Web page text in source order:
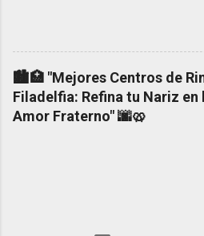
🏙️🏥 "Mejores Centros de
Filadelfia: Refina tu Nariz en
Amor Fraterno" 🌆🥨